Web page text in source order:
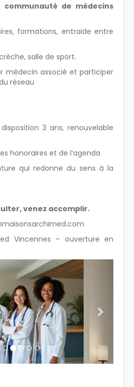
communauté de médecins
formations, entraide entre
salle de sport.
médecin associé et participer
réseau
3 ans, renouvelable
honoraires et de l’agenda
qui redonne du sens à la
venez accomplir.
Vincennes – ouverture en